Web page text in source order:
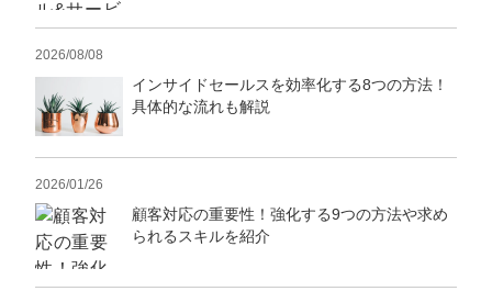
2026/08/08
インサイドセールスを効率化する8つの方法！
具体的な流れも解説
2026/01/26
顧客対応の重要性！強化する9つの方法や求め
られるスキルを紹介